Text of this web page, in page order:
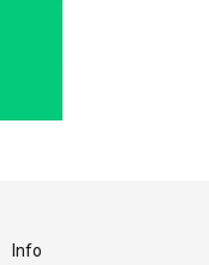
Info